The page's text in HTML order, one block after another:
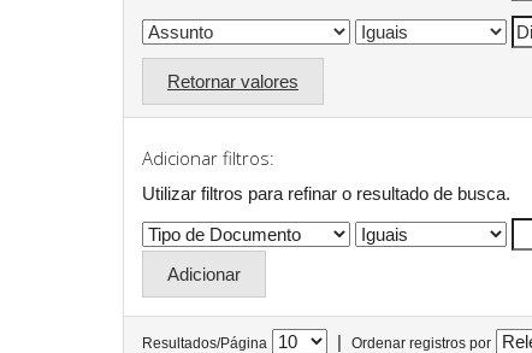
Retornar valores
Adicionar filtros:
Utilizar filtros para refinar o resultado de busca.
Resultados/Página | Ordenar registros por